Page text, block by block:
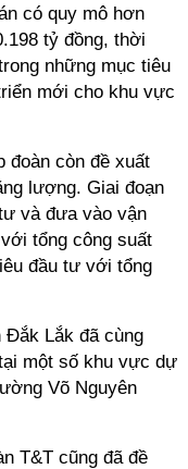
có quy mô hơn
tỷ đồng, thời
những mục tiêu
mới cho khu vực
đoàn còn đề xuất
lượng. Giai đoạn
và đưa vào vận
tổng công suất
đầu tư với tổng
Đắk Lắk đã cùng
một số khu vực dự
Võ Nguyên
T&T cũng đã đề